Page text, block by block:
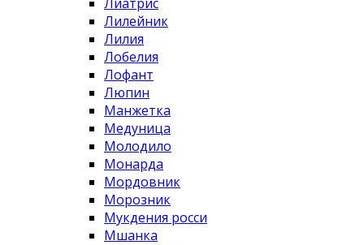
Лилейник
Лилия
Лобелия
Лофант
Люпин
Манжетка
Медуница
Молодило
Монарда
Мордовник
Морозник
Мукдения росси
Мшанка